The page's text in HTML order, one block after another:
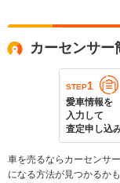
カーセンサー
STEP1
愛車情報を
入力して
査定申し込
車を売るならカーセンサ
になる方法が見つかるか